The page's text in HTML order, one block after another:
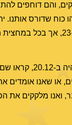
והם דוחפים
כוח שדורס אותנו.
מרקורי והשמש
או שאנו אומדים
ואנו מלקקים את